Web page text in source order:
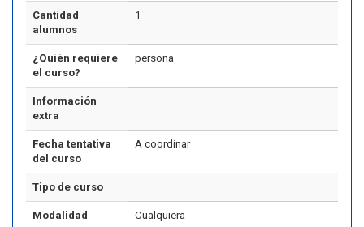
Cantidad
alumnos
1
¿Quién requiere
el curso?
persona
Información
extra
Fecha tentativa
del curso
A coordinar
Tipo de curso
Modalidad Cualquiera